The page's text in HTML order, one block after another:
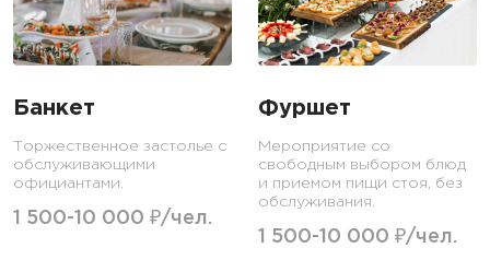
Банкет
Торжественное застолье с
обслуживающими
официантами.
1 500-10 000 ₽/чел.
Фуршет
Мероприятие со
свободным выбором блюд
и приемом пищи стоя, без
обслуживания.
1 500-10 000 ₽/чел.